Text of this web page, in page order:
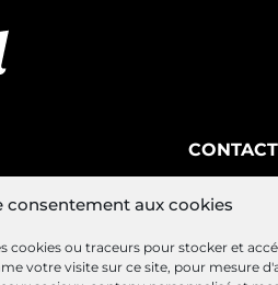
consentement aux cookies
cookies ou traceurs pour stocker et
votre visite sur ce site, pour mesure
CONTACT
AtelierD
88200
03 29 22 34